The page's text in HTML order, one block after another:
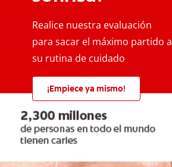
Realice nuestra evaluación
para sacar el máximo partido a
su rutina de cuidado
¡Empiece ya mismo!